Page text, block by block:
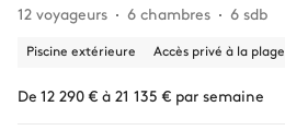
12 voyageurs
6 chambres 6 sdb
Piscine extérieure Accès privé à la plage
De 12 290 € à 21 135 € par semaine